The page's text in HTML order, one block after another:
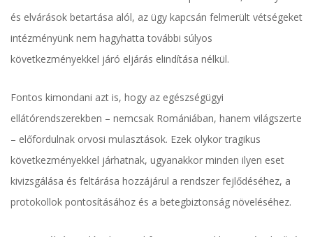
és elvárások betartása alól, az ügy kapcsán felmerült vétségeket
intézményünk nem hagyhatta további súlyos
következményekkel járó eljárás elindítása nélkül.
Fontos kimondani azt is, hogy az egészségügyi
ellátórendszerekben – nemcsak Romániában, hanem világszerte
– előfordulnak orvosi mulasztások. Ezek olykor tragikus
következményekkel járhatnak, ugyanakkor minden ilyen eset
kivizsgálása és feltárása hozzájárul a rendszer fejlődéséhez, a
protokollok pontosításához és a betegbiztonság növeléséhez.